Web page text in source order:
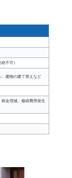
不可）
、建物の建て替えなど
金増減、修繕費用発生